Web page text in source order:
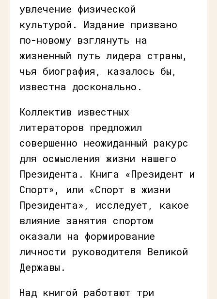
увлечение физической
культурой. Издание призвано
по-новому взглянуть на
жизненный путь лидера страны,
чья биография, казалось бы,
известна досконально.
Коллектив известных
литераторов предложил
совершенно неожиданный ракурс
для осмысления жизни нашего
Президента. Книга «Президент и
Спорт», или «Спорт в жизни
Президента», исследует, какое
влияние занятия спортом
оказали на формирование
личности руководителя Великой
Державы.
Над книгой работают три